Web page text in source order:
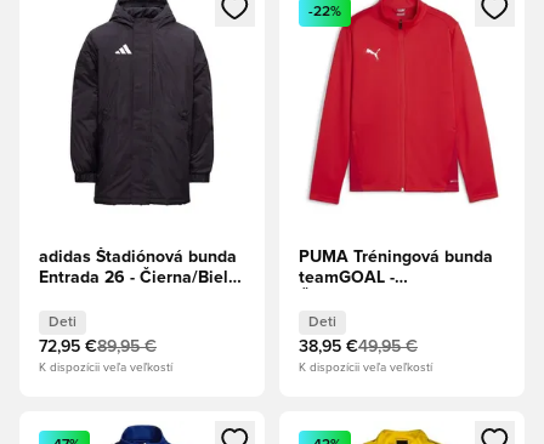
adidas Štadiónová bunda
Entrada 26 - Čierna/Biela
Deti
72,95 €89,95 €
K dispozícii veľa veľkostí
-22%
PUMA Tréningová bunda
teamGOAL -
Deti
38,95 €49,95 €
K dispozícii veľa veľkostí
Otvorí modál na prihlásenie alebo registráciu ako člen
Otvorí modál na prihlásenie